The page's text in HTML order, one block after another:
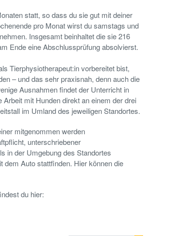
statt, so dass du sie gut mit deiner
pro Monat wirst du samstags und
Insgesamt beinhaltet die sie 216
Ende eine Abschlussprüfung absolvierst.
Tierphysiotherapeut:in vorbereitet bist,
– und das sehr praxisnah, denn auch die
Ausnahmen findet der Unterricht in
mit Hunden direkt an einem der drei
im Umland des jeweiligen Standortes.
mitgenommen werden
unterschriebener
in der Umgebung des Standortes
Auto stattfinden. Hier können die
du hier: